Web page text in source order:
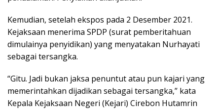
Kemudian, setelah ekspos pada 2 Desember 2021.
Kejaksaan menerima SPDP (surat pemberitahuan
dimulainya penyidikan) yang menyatakan Nurhayati
sebagai tersangka.
“Gitu. Jadi bukan jaksa penuntut atau pun kajari yang
memerintahkan dijadikan sebagai tersangka,” kata
Kepala Kejaksaan Negeri (Kejari) Cirebon Hutamrin